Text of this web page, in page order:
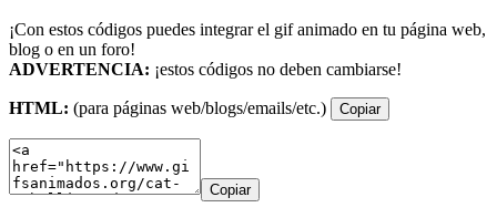
¡Con estos códigos puedes integrar el gif animado en tu página web,
blog o en un foro!
ADVERTENCIA: ¡estos códigos no deben cambiarse!
HTML: (para páginas web/blogs/emails/etc.) Copiar
Copiar